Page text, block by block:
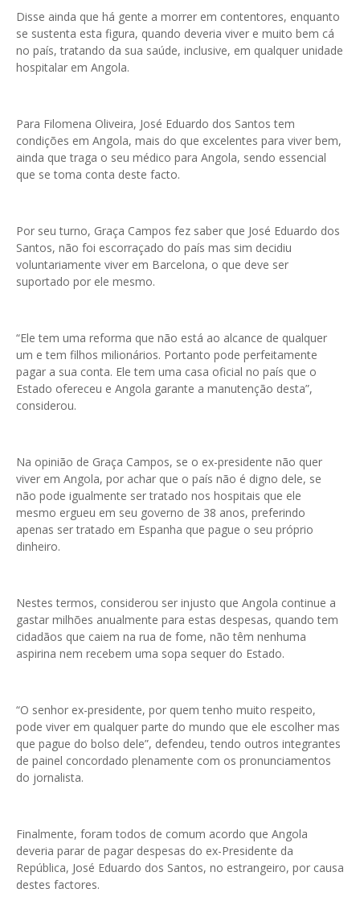
Disse ainda que há gente a morrer em contentores, enquanto
se sustenta esta figura, quando deveria viver e muito bem cá
no país, tratando da sua saúde, inclusive, em qualquer unidade
hospitalar em Angola.
Para Filomena Oliveira, José Eduardo dos Santos tem
condições em Angola, mais do que excelentes para viver bem,
ainda que traga o seu médico para Angola, sendo essencial
que se toma conta deste facto.
Por seu turno, Graça Campos fez saber que José Eduardo dos
Santos, não foi escorraçado do país mas sim decidiu
voluntariamente viver em Barcelona, o que deve ser
suportado por ele mesmo.
“Ele tem uma reforma que não está ao alcance de qualquer
um e tem filhos milionários. Portanto pode perfeitamente
pagar a sua conta. Ele tem uma casa oficial no país que o
Estado ofereceu e Angola garante a manutenção desta”,
considerou.
Na opinião de Graça Campos, se o ex-presidente não quer
viver em Angola, por achar que o país não é digno dele, se
não pode igualmente ser tratado nos hospitais que ele
mesmo ergueu em seu governo de 38 anos, preferindo
apenas ser tratado em Espanha que pague o seu próprio
dinheiro.
Nestes termos, considerou ser injusto que Angola continue a
gastar milhões anualmente para estas despesas, quando tem
cidadãos que caiem na rua de fome, não têm nenhuma
aspirina nem recebem uma sopa sequer do Estado.
“O senhor ex-presidente, por quem tenho muito respeito,
pode viver em qualquer parte do mundo que ele escolher mas
que pague do bolso dele”, defendeu, tendo outros integrantes
de painel concordado plenamente com os pronunciamentos
do jornalista.
Finalmente, foram todos de comum acordo que Angola
deveria parar de pagar despesas do ex-Presidente da
República, José Eduardo dos Santos, no estrangeiro, por causa
destes factores.